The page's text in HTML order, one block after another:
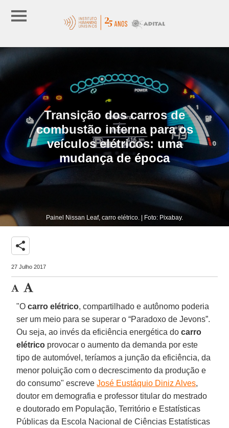
Transição dos carros de
combustão interna para os
veículos elétricos: uma
mudança de época
Painel Nissan Leaf, carro elétrico. | Foto: Pixabay.
share
27 Julho 2017
"Ocarro elétrico, compartilhado e autônomo poderia
ser um meio para se superar o “Paradoxo de Jevons”.
Ou seja, ao invés da eficiência energética docarro
elétrico provocar o aumento da demanda por este
tipo de automóvel, teríamos a junção da eficiência, da
menor poluição com o decrescimento da produção e
do consumo" escreveJosé Eustáquio Diniz Alves,
doutor em demografia e professor titular do mestrado
e doutorado em População, Território e Estatísticas
Públicas da Escola Nacional de Ciências Estatísticas